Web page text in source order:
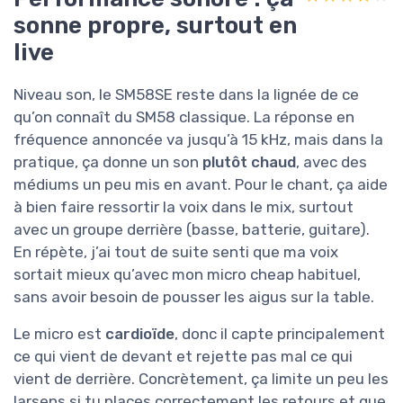
sonne propre, surtout en
live
Niveau son, le SM58SE reste dans la lignée de ce
qu’on connaît du SM58 classique. La réponse en
fréquence annoncée va jusqu’à 15 kHz, mais dans la
pratique, ça donne un son plutôt chaud, avec des
médiums un peu mis en avant. Pour le chant, ça aide
à bien faire ressortir la voix dans le mix, surtout
avec un groupe derrière (basse, batterie, guitare).
En répète, j’ai tout de suite senti que ma voix
sortait mieux qu’avec mon micro cheap habituel,
sans avoir besoin de pousser les aigus sur la table.
Le micro est cardioïde, donc il capte principalement
ce qui vient de devant et rejette pas mal ce qui
vient de derrière. Concrètement, ça limite un peu les